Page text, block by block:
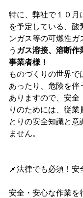
特に、弊社で１０月
を予定している、酸
ンガス等の可燃性ガ
う ガス溶接、溶断作
事業者様！
ものづくりの世界
あったり、危険を伴
ありますので、安全
りのためには、従業
とりの安全知識と意
ません。
📌法律でも必須！安
安全・安心な作業を